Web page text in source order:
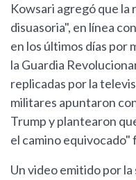
Kowsari agregó que la
disuasoria", en línea
en los últimos días por
la Guardia
replicadas por la
militares apuntaron
Trump y plantearon
el camino equivocado"
Un video emitido por